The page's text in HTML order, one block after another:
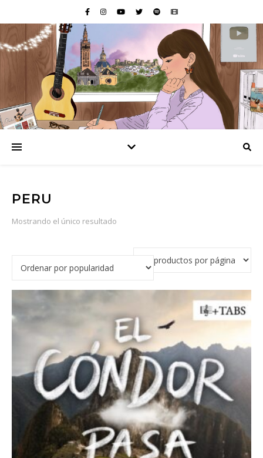
PERU
Mostrando el único resultado